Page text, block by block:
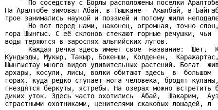
По соседству с Борлы расположены поселки
На Аралтобе зимовал Абай, в Тышкане - Акылбай, в
трое занимались наукой и поэзией и потому жили
Но вот перед нами, наконец, огромная, точно
гора Шынгыс. С её склонов стекают горные речушки, чьи
воды теряются в зарослях альпийских лугов.
Каждая речка здесь имеет свое  название:  Шет,
Кундызды, Мукыр, Такыр, Бокенши, Колденен,
Шынгыстау много видов удивительных растений. Богат
архары, косули, лисы, волки обитают здесь  в  большом
горах, куда редко ступает нога человека, бродят
гнездятся беркуты, ястребы. На озерах можно
диких уток. Здесь часто охотились  Абай,  Шакарим,
страстными охотниками, ценителями скаковых лошадей, л